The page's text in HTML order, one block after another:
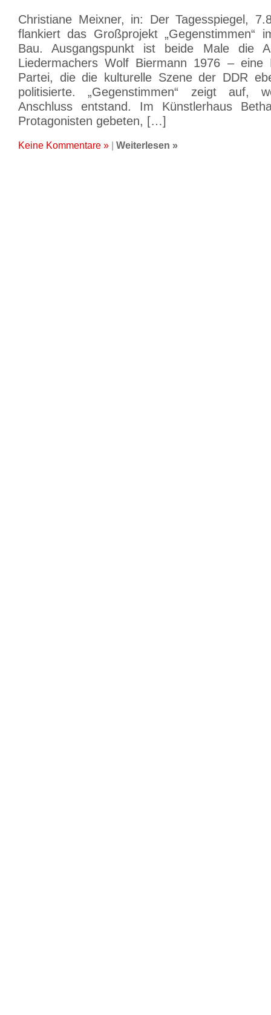
Christiane Meixner, in: Der Tagesspiegel,
flankiert das Großprojekt „Gegenstimmen“
Bau. Ausgangspunkt ist beide Male die
Liedermachers Wolf Biermann 1976 – eine
Partei, die die kulturelle Szene der DDR
politisierte. „Gegenstimmen“ zeigt auf,
Anschluss entstand. Im Künstlerhaus
Protagonisten gebeten, […]
Keine Kommentare » Weiterlesen »